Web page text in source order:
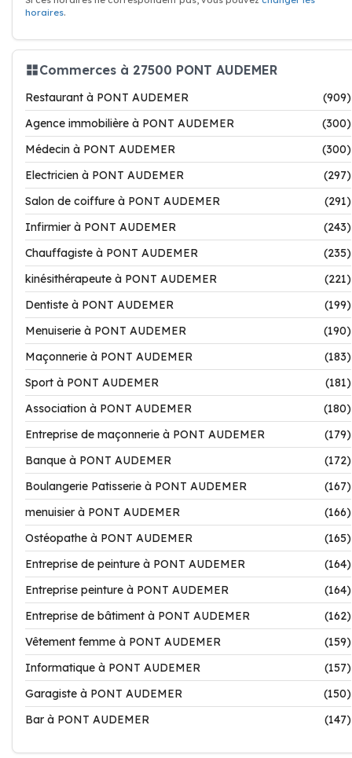
horaires.
Commerces à 27500 PONT AUDEMER
Restaurant à PONT AUDEMER
(909)
Agence immobilière à PONT AUDEMER
(300)
Médecin à PONT AUDEMER
(300)
Electricien à PONT AUDEMER
(297)
Salon de coiffure à PONT AUDEMER
(291)
Infirmier à PONT AUDEMER
(243)
Chauffagiste à PONT AUDEMER
(235)
kinésithérapeute à PONT AUDEMER
(221)
Dentiste à PONT AUDEMER
(199)
Menuiserie à PONT AUDEMER
(190)
Maçonnerie à PONT AUDEMER
(183)
Sport à PONT AUDEMER
(181)
Association à PONT AUDEMER
(180)
Entreprise de maçonnerie à PONT AUDEMER
(179)
Banque à PONT AUDEMER
(172)
Boulangerie Patisserie à PONT AUDEMER
(167)
menuisier à PONT AUDEMER
(166)
Ostéopathe à PONT AUDEMER
(165)
Entreprise de peinture à PONT AUDEMER
(164)
Entreprise peinture à PONT AUDEMER
(164)
Entreprise de bâtiment à PONT AUDEMER
(162)
Vêtement femme à PONT AUDEMER
(159)
Informatique à PONT AUDEMER
(157)
Garagiste à PONT AUDEMER
(150)
Bar à PONT AUDEMER
(147)